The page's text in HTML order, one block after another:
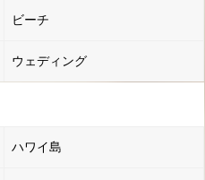
ビーチ
ウェディング
ハワイ島